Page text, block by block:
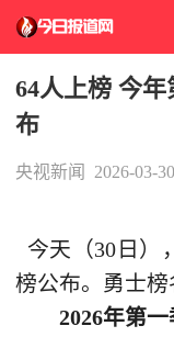
64人上榜 今
布
央视新闻 2026-03-30
今天（30日）
榜公布。勇士榜
2026年第一